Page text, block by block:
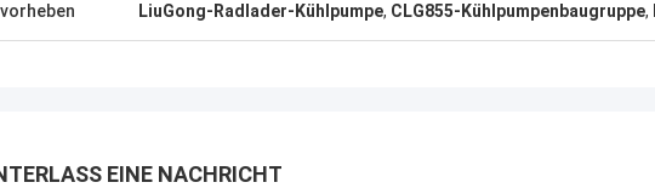
LiuGong-Radlader-Kühlpumpe, CLG855-Kühlpumpenbaugruppe,
EINE NACHRICHT